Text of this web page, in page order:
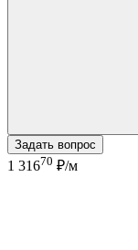
Задать вопрос
1 31670 ₽/м